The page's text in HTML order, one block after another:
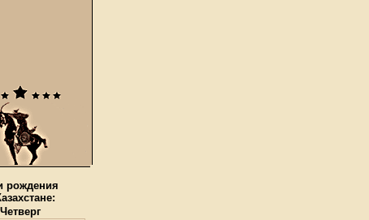
рождения